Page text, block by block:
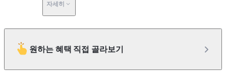
자세히
원하는 혜택 직접 골라보기